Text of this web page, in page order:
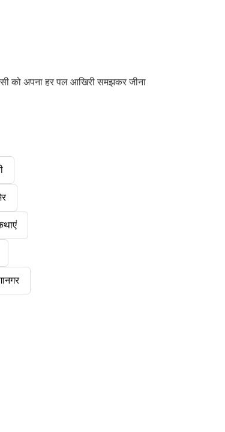
को अपना हर पल आखिरी समझकर जीना